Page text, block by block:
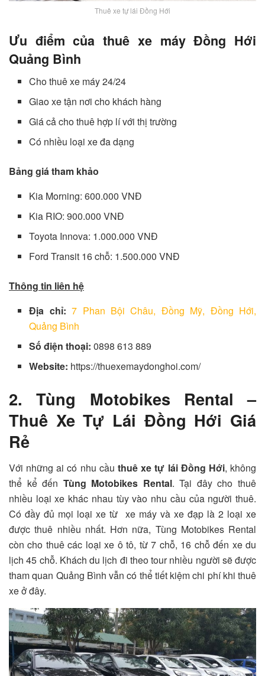
Thuê xe tự lái Đồng Hới
Ưu điểm của thuê xe máy Đồng Hới
Quảng Bình
Cho thuê xe máy 24/24
Giao xe tận nơi cho khách hàng
Giá cả cho thuê hợp lí với thị trường
Có nhiều loại xe đa dạng
Bảng giá tham khảo
Kia Morning: 600.000 VNĐ
Kia RIO: 900.000 VNĐ
Toyota Innova: 1.000.000 VNĐ
Ford Transit 16 chỗ: 1.500.000 VNĐ
Thông tin liên hệ
Địa chỉ: 7 Phan Bội Châu, Đồng Mỹ, Đồng Hới,
Quảng Bình
Số điện thoại:0898 613 889
Website: https://thuexemaydonghoi.com/
2. Tùng Motobikes Rental –
Thuê Xe Tự Lái Đồng Hới Giá
Rẻ
Với những ai có nhu cầu thuê xe tự lái Đồng Hới, không
thể kể đến Tùng Motobikes Rental. Tại đây cho thuê
nhiều loại xe khác nhau tùy vào nhu cầu của người thuê.
Có đầy đủ mọi loại xe từ xe máy và xe đạp là 2 loại xe
được thuê nhiều nhất. Hơn nữa, Tùng Motobikes Rental
còn cho thuê các loại xe ô tô, từ 7 chỗ, 16 chỗ đến xe du
lịch 45 chỗ. Khách du lịch đi theo tour nhiều người sẽ được
tham quan Quảng Bình vẫn có thể tiết kiệm chi phí khi thuê
xe ở đây.